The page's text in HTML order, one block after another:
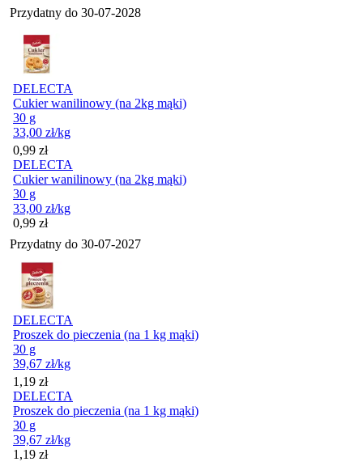
Przydatny do 30-07-2028
DELECTA
Cukier wanilinowy (na 2kg mąki)
30 g
33,00 zł/kg
Cena
0,99 zł
DELECTA
Cukier wanilinowy (na 2kg mąki)
30 g
33,00 zł/kg
Cena
0,99 zł
Przydatny do 30-07-2027
DELECTA
Proszek do pieczenia (na 1 kg mąki)
30 g
39,67 zł/kg
Cena
1,19 zł
DELECTA
Proszek do pieczenia (na 1 kg mąki)
30 g
39,67 zł/kg
Cena
1,19 zł